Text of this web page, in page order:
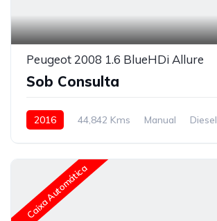
Peugeot 2008 1.6 BlueHDi Allure
Sob Consulta
2016 44,842 Kms Manual Diesel
Caixa Automática